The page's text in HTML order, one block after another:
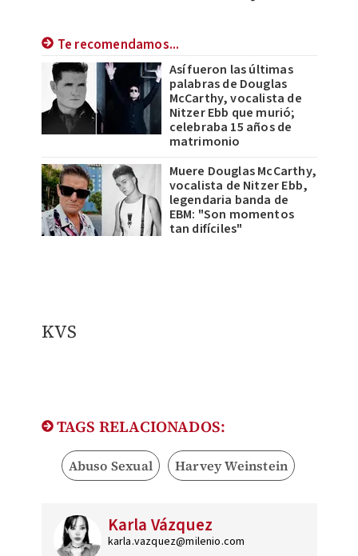
Te recomendamos...
Así fueron las últimas
palabras de Douglas
McCarthy, vocalista de
Nitzer Ebb que murió;
celebraba 15 años de
matrimonio
Muere Douglas McCarthy,
vocalista de Nitzer Ebb,
legendaria banda de
EBM: "Son momentos
tan difíciles"
KVS
TAGS RELACIONADOS:
Abuso Sexual Harvey Weinstein
Karla Vázquez
karla.vazquez@milenio.com